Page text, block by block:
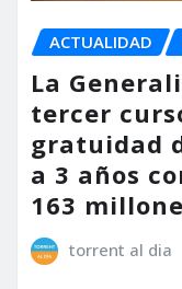
ACTUALIDAD
La
tercer
gratuidad
a 3 años
163
torrent al dia